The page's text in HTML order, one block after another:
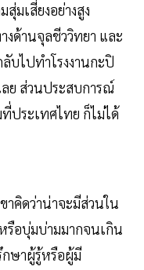
มเสี่ยงอย่างสูง
ด้านจุลชีววิทยา และ
บไปทำโรงงานกะปิ
ลย ส่วนประสบการณ์
ประเทศไทย ก็ไม่ได้
คิดว่าน่าจะมีส่วนใน
รือบุ่มบ่ามมากจนเกิน
ษาผู้รู้หรือผู้มี